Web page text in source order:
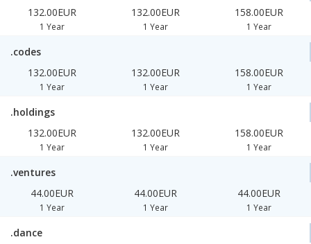
132.00EUR
1 Year
132.00EUR
1 Year
158.00EUR
1 Year
.codes
132.00EUR
1 Year
132.00EUR
1 Year
158.00EUR
1 Year
.holdings
132.00EUR
1 Year
132.00EUR
1 Year
158.00EUR
1 Year
.ventures
44.00EUR
1 Year
44.00EUR
1 Year
44.00EUR
1 Year
.dance